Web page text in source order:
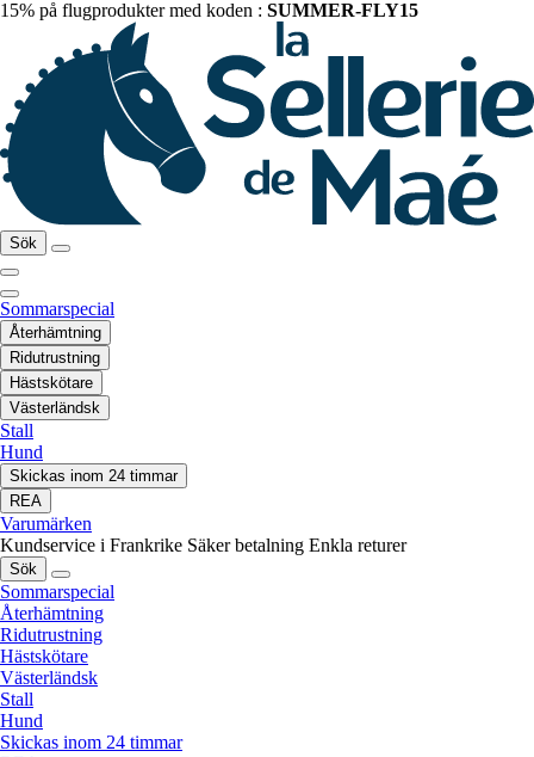
15% på flugprodukter med koden : SUMMER-FLY15
Sök
Sommarspecial
Återhämtning
Ridutrustning
Hästskötare
Västerländsk
Stall
Hund
Skickas inom 24 timmar
REA
Varumärken
Kundservice i Frankrike Säker betalning Enkla returer
Sök
Sommarspecial
Återhämtning
Ridutrustning
Hästskötare
Västerländsk
Stall
Hund
Skickas inom 24 timmar